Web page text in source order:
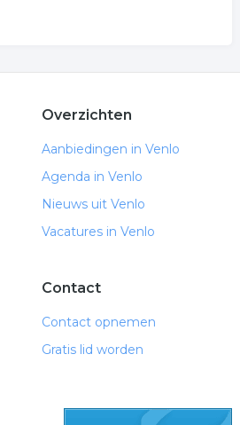
Overzichten
Aanbiedingen in Venlo
Agenda in Venlo
Nieuws uit Venlo
Vacatures in Venlo
Contact
Contact opnemen
Gratis lid worden